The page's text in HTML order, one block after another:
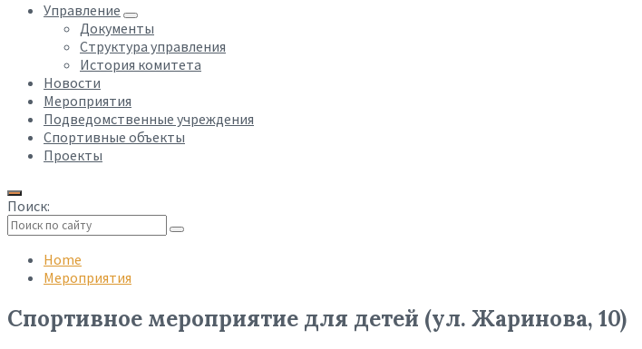
Управление
Документы
Структура управления
История комитета
Новости
Мероприятия
Подведомственные учреждения
Спортивные объекты
Проекты
Поиск:
search
Home
Мероприятия
Спортивное мероприятие для детей (ул. Жаринова, 10)